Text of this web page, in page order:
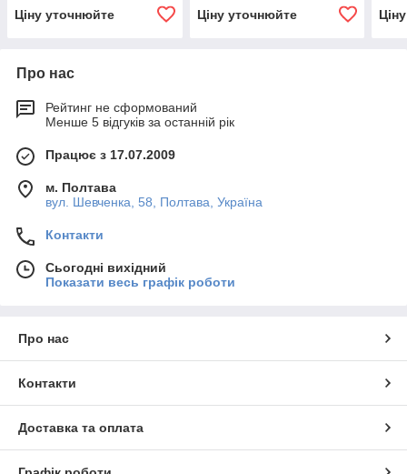
Ціну уточнюйте
Ціну уточнюйте
Про нас
Рейтинг не сформований
Менше 5 відгуків за останній рік
Працює з 17.07.2009
м. Полтава
вул. Шевченка, 58, Полтава, Україна
Контакти
Сьогодні вихідний
Показати весь графік роботи
Про нас
Контакти
Доставка та оплата